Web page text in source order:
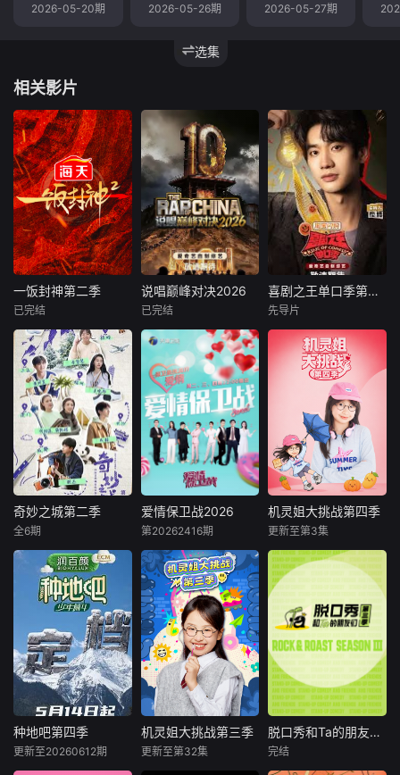
选集
2026-05-20期 2026-05-26期 2026-05-27期
相关影片
一饭封神第二季
一场残酷赛制和美
食故事并存的厨师
封神之战
一饭封神第二季
已完结
说唱巅峰对决2026
艾热
#2026爱桃综快乐
不重样# #说唱十
周年巅峰对决#全
新升级归来，这次
不止比技术，更要
玩灵魂共振！最顶
的舞台 最真的故
事，让每个 都成为
年轻态度的发生
器。十年巅峰，全
证！
说唱巅峰对决2026
已完结
喜剧之王单口季第三季
节目将延续从小人
物到喜剧之王的故
事，汇聚来自全国
各地脱口秀俱乐部
的优秀单口喜剧演
员和漫才组合。每
一位“小人物”都将
带着真实感与鲜活
的生命力站上舞
台，他们不设限不
被定义，在喜剧的
成为独一
喜剧之王单口季第三季
先导片
奇妙之城第二季
薛凯琪
城市深度探寻
文旅纪录片，继承
第一季初心，以优
质内容为核心，将
综艺特质与纪录片
相融合，聚焦百味
生活探究城市奥
妙。以明星探寻和
生活于城市中的文
艺爱好者、饕餮美
奇妙之城第二季
全6期
爱情保卫战2026
天津卫视情感服务
类节目，情感导师
团为素人情侣解决
感情困惑，捍卫纯
真爱情。
爱情保卫战2026
第20262416期
机灵姐大挑战第四季
趣味闯关全新启
来袭！第四季精彩
再度升级，元气机
灵姐火力全开，解
味挑战。跌宕趣味
关卡轮番上演，惊
险刺激又充满欢声
笑语，脑力比拼、
趣味闯关、趣味任
机灵姐大挑战第四季
更新至第3集
种地吧第四季
种地吧第四季
更新至20260612期
机灵姐大挑战第三季
机灵姐大挑战第三季
更新至第32集
脱口秀和Ta的朋友们第三季 脱口秀和Ta的朋友们第三季
完结